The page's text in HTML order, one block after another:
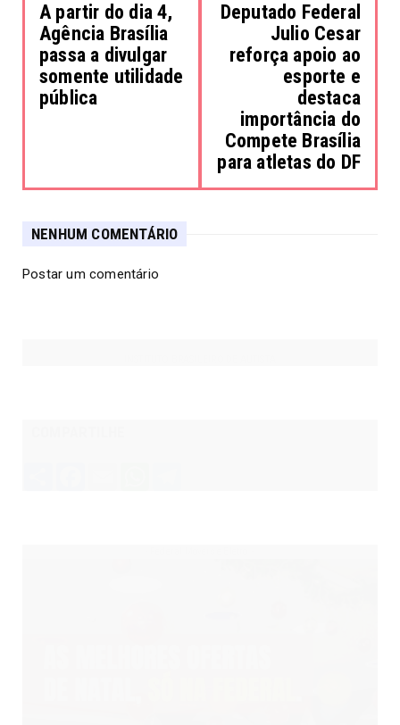
A partir do dia 4,
Agência Brasília
passa a divulgar
somente utilidade
pública
Deputado Federal
Julio Cesar
reforça apoio ao
esporte e
destaca
importância do
Compete Brasília
para atletas do DF
NENHUM COMENTÁRIO
Postar um comentário